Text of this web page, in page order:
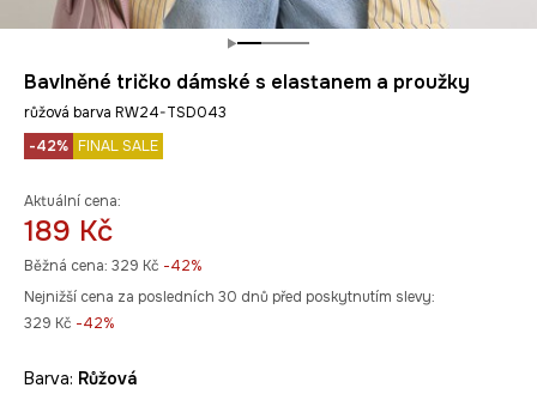
Bavlněné tričko dámské s elastanem a proužky
růžová barva RW24-TSD043
-42% FINAL SALE
Aktuální cena:
189 Kč
Běžná cena: 329 Kč -42%
Nejnižší cena za posledních 30 dnů před poskytnutím slevy:
329 Kč -42%
Barva: růžová